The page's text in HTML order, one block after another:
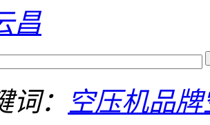
昌
： 空压机品牌